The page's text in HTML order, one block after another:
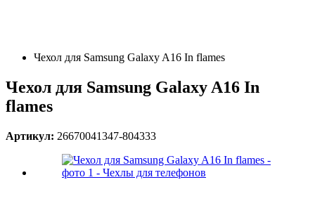
Чехол для Samsung Galaxy A16 In flames
Чехол для Samsung Galaxy A16 In
flames
Артикул: 26670041347-804333